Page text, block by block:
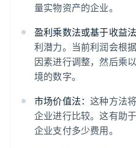
量实物资产的企业。
盈利乘数法或基于收益
利潜力。当前利润会根
因素进行调整，然后乘
境的数字。
市场价值法：这种方法
企业进行比较。这有助
企业支付多少费用。